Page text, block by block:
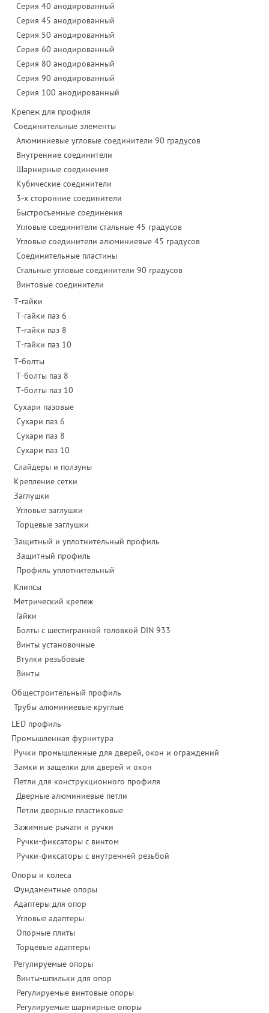
Серия 40 анодированный
Серия 45 анодированный
Серия 50 анодированный
Серия 60 анодированный
Серия 80 анодированный
Серия 90 анодированный
Серия 100 анодированный
Крепеж для профиля
Соединительные элементы
Алюминиевые угловые соединители 90 градусов
Внутренние соединители
Шарнирные соединения
Кубические соединители
3-х сторонние соединители
Быстросъемные соединения
Угловые соединители стальные 45 градусов
Угловые соединители алюминиевые 45 градусов
Соединительные пластины
Стальные угловые соединители 90 градусов
Винтовые соединители
Т-гайки
Т-гайки паз 6
Т-гайки паз 8
Т-гайки паз 10
Т-болты
Т-болты паз 8
Т-болты паз 10
Сухари пазовые
Сухари паз 6
Сухари паз 8
Сухари паз 10
Слайдеры и ползуны
Крепление сетки
Заглушки
Угловые заглушки
Торцевые заглушки
Защитный и уплотнительный профиль
Защитный профиль
Профиль уплотнительный
Клипсы
Метрический крепеж
Гайки
Болты с шестигранной головкой DIN 933
Винты установочные
Втулки резьбовые
Винты
Общестроительный профиль
Трубы алюминиевые круглые
LED профиль
Промышленная фурнитура
Ручки промышленные для дверей, окон и ограждений
Замки и защелки для дверей и окон
Петли для конструкционного профиля
Дверные алюминиевые петли
Петли дверные пластиковые
Зажимные рычаги и ручки
Ручки-фиксаторы c винтом
Ручки-фиксаторы c внутренней резьбой
Опоры и колеса
Фундаментные опоры
Адаптеры для опор
Угловые адаптеры
Опорные плиты
Торцевые адаптеры
Регулируемые опоры
Винты-шпильки для опор
Регулируемые винтовые опоры
Регулируемые шарнирные опоры